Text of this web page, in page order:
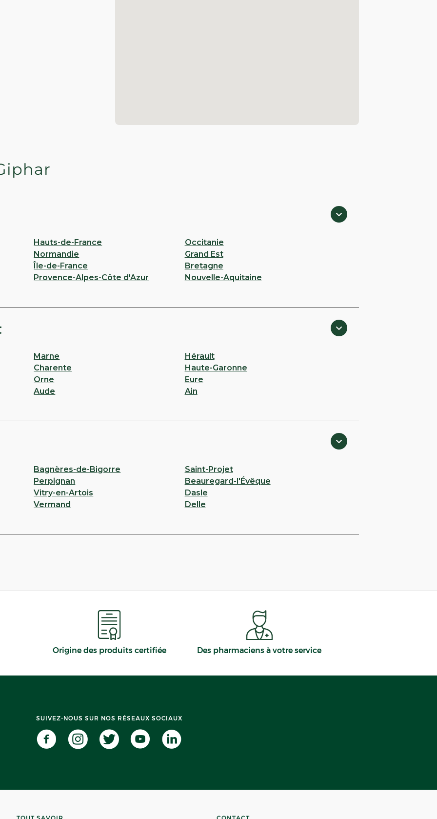
Hauts-de-France
Occitanie
Normandie
Grand Est
Île-de-France
Bretagne
Provence-Alpes-Côte d'Azur Nouvelle-Aquitaine
Marne
Hérault
Charente
Haute-Garonne
Orne
Eure
Aude Ain
Bagnères-de-Bigorre
Saint-Projet
Perpignan
Beauregard-l'Évêque
Vitry-en-Artois
Dasle
Vermand Delle
Origine des produits certifiée Des pharmaciens à votre service
SUIVEZ-NOUS SUR NOS RÉSEAUX SOCIAUX